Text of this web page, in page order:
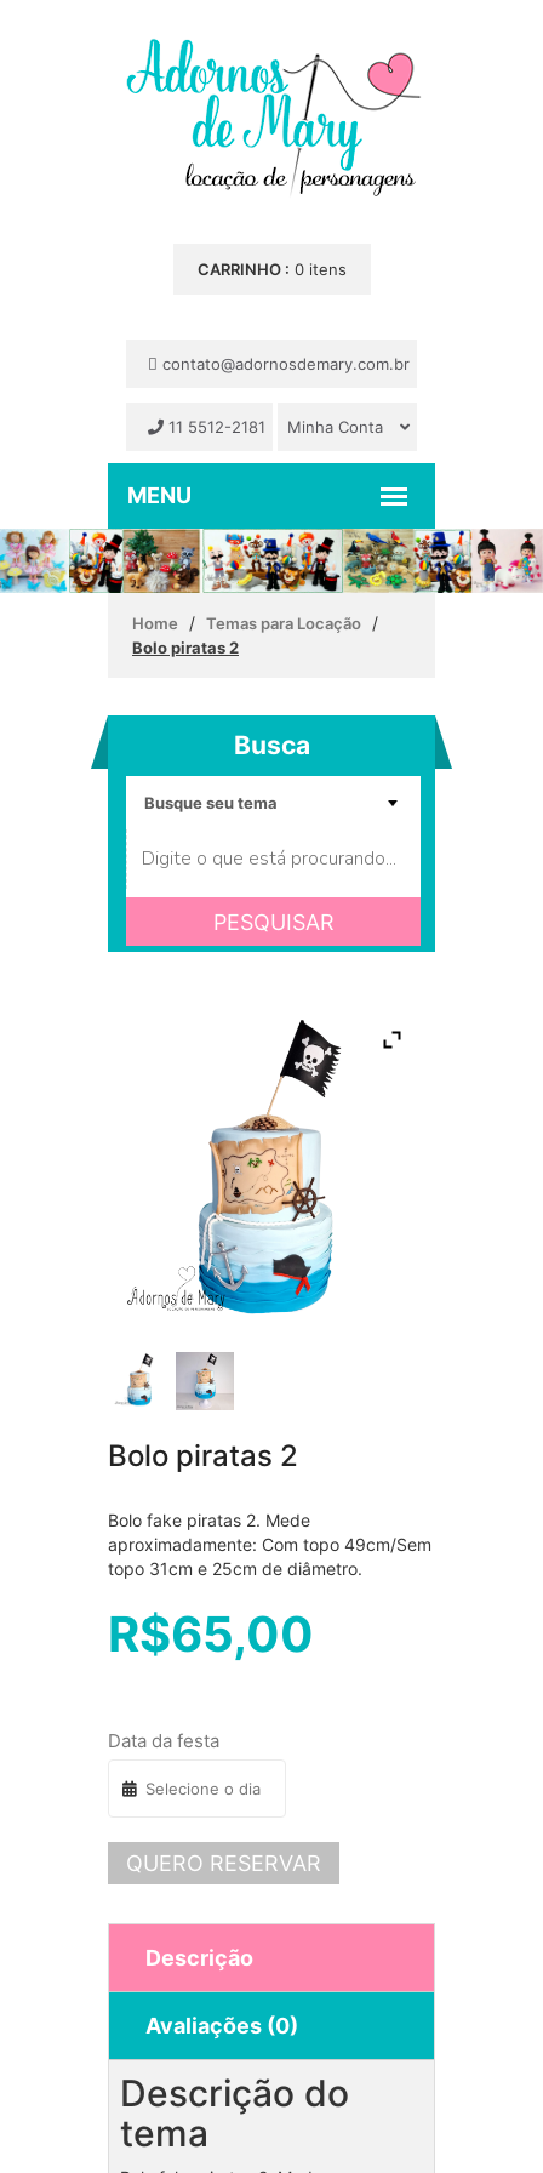
CARRINHO : 0 itens
contato@adornosdemary.com.br
11 5512-2181 Minha Conta
Home / Temas para Locação /
Bolo piratas 2
Busca
PESQUISAR
Bolo piratas 2
Bolo fake piratas 2. Mede
aproximadamente: Com topo 49cm/Sem
topo 31cm e 25cm de diâmetro.
R$65,00
Data da festa
QUERO RESERVAR
Descrição
Avaliações (0)
Descrição do
tema